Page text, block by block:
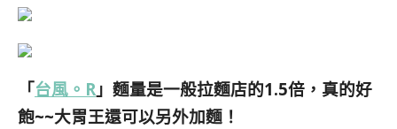
「台風。R」麵量是一般拉麵店的1.5倍，真的好
飽~~大胃王還可以另外加麵！